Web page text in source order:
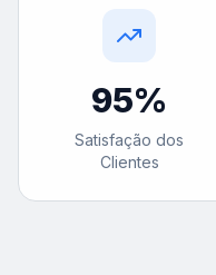
95%
Satisfação dos
Clientes